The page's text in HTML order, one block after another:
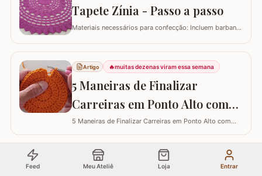
PARTE 3 FLOR PRIMAVERA PASSO A PASSO - FLOR
PRIMAVERA PASSO A PASSO
Tapete Zínia - Passo a passo
Materiais necessários para confecção: Incluem barbante
início e montagem da flor Zínia: Após finalizar a flor, não
corte o fio, mas prenda-o com ponto baixo no ponto
picô, para continuar o…
Artigo 🔥muitas dezenas viram essa semana
5 Maneiras de Finalizar
Carreiras em Ponto Alto com
Perfeição e Elegância
5 Maneiras de Finalizar Carreiras em Ponto Alto com
NOVO • FERRAMENTA
Feed Meu Ateliê Loja Entrar